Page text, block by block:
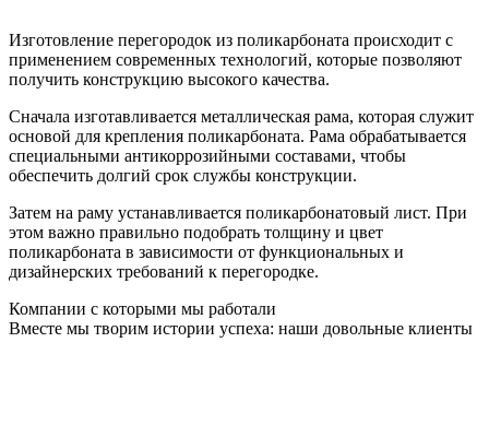
Изготовление перегородок из поликарбоната происходит с
применением современных технологий, которые позволяют
получить конструкцию высокого качества.
Сначала изготавливается металлическая рама, которая служит
основой для крепления поликарбоната. Рама обрабатывается
специальными антикоррозийными составами, чтобы
обеспечить долгий срок службы конструкции.
Затем на раму устанавливается поликарбонатовый лист. При
этом важно правильно подобрать толщину и цвет
поликарбоната в зависимости от функциональных и
дизайнерских требований к перегородке.
Компании с которыми мы работали
Вместе мы творим истории успеха: наши довольные клиенты